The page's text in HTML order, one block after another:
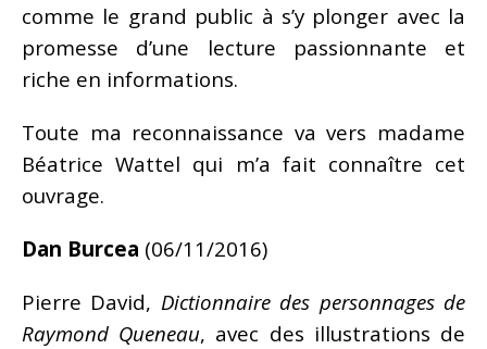
comme le grand public à s’y plonger avec la
promesse d’une lecture passionnante et
riche en informations.
Toute ma reconnaissance va vers madame
Béatrice Wattel qui m’a fait connaître cet
ouvrage.
Dan Burcea (06/11/2016)
Pierre David, Dictionnaire des personnages de
Raymond Queneau, avec des illustrations de